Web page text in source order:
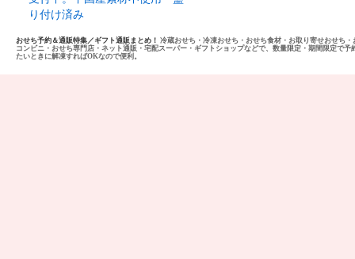
り付け済み
おせち予約＆通販特集／ギフト通販まとめ！ 冷蔵おせち・冷凍おせち・おせち食材・お取り寄せおせち
コンビニ・おせち専門店・ネット通販・宅配スーパー・ギフトショップなどで、数量限定・期間限定で
たいときに解凍すればOKなので便利。